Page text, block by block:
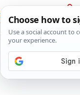
PRIJAVA